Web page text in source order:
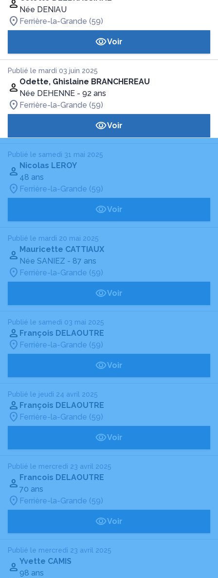
Née DENIAU
Ferrière-la-Grande (59)
Voir
Publié le mardi 03 juin 2025
Odette, Ghislaine BRANCHEREAU
Née DEHENNE - 92 ans
Ferrière-la-Grande (59)
Voir
Publié le samedi 31 mai 2025
Nicolas LEROY
48 ans
Ferrière-la-Grande (59)
Voir
Publié le mardi 20 mai 2025
Mauricette CATTIAUX
Née SANIEZ - 87 ans
Ferrière-la-Grande (59)
Voir
Publié le samedi 03 mai 2025
François DELAOUTRE
Ferrière-la-Grande (59)
Voir
Publié le jeudi 24 avril 2025
François DELAOUTRE
Ferrière-la-Grande (59)
Voir
Publié le mercredi 23 avril 2025
Francois DELAOUTRE
70 ans
Ferrière-la-Grande (59)
Voir
Publié le mercredi 23 avril 2025
Yvette CAMIS
98 ans